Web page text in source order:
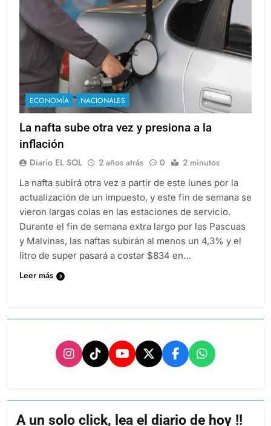
ECONOMÍA NACIONALES
La nafta sube otra vez y presiona a la
inflación
Diario EL SOL 2 años atrás 0 2 minutos
La nafta subirá otra vez a partir de este lunes por la
actualización de un impuesto, y este fin de semana se
vieron largas colas en las estaciones de servicio.
Durante el fin de semana extra largo por las Pascuas
y Malvinas, las naftas subirán al menos un 4,3% y el
litro de super pasará a costar $834 en…
Leer más
A un solo click, lea el diario de hoy !!